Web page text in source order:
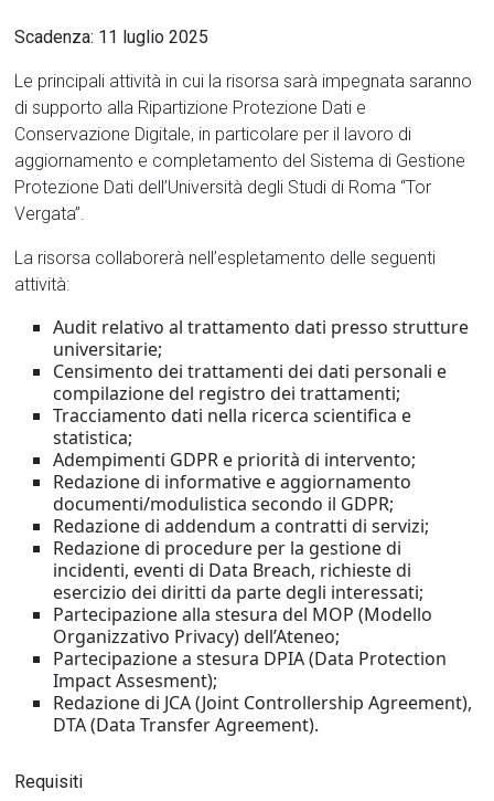
Scadenza: 11 luglio 2025
Le principali attività in cui la risorsa sarà impegnata saranno
di supporto alla Ripartizione Protezione Dati e
Conservazione Digitale, in particolare per il lavoro di
aggiornamento e completamento del Sistema di Gestione
Protezione Dati dell’Università degli Studi di Roma “Tor
Vergata”.
La risorsa collaborerà nell’espletamento delle seguenti
attività:
Audit relativo al trattamento dati presso strutture
universitarie;
Censimento dei trattamenti dei dati personali e
compilazione del registro dei trattamenti;
Tracciamento dati nella ricerca scientifica e
statistica;
Adempimenti GDPR e priorità di intervento;
Redazione di informative e aggiornamento
documenti/modulistica secondo il GDPR;
Redazione di addendum a contratti di servizi;
Redazione di procedure per la gestione di
incidenti, eventi di Data Breach, richieste di
esercizio dei diritti da parte degli interessati;
Partecipazione alla stesura del MOP (Modello
Organizzativo Privacy) dell’Ateneo;
Partecipazione a stesura DPIA (Data Protection
Impact Assesment);
Redazione di JCA (Joint Controllership Agreement),
DTA (Data Transfer Agreement).
Requisiti